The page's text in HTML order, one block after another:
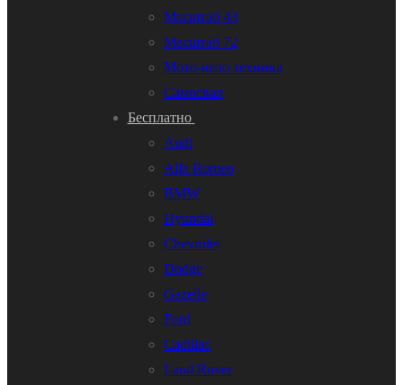
Масштаб 43
Масштаб 72
Мото-вело техника
Самосвал
Бесплатно
Audi
Alfa Romeo
BMW
Hyundai
Chevrolet
Dodge
Gazelle
Ford
Cadillac
Land Rover